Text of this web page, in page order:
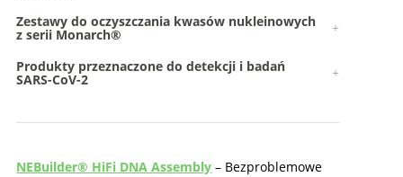
Zestawy do oczyszczania kwasów nukleinowych
z serii Monarch®
Produkty przeznaczone do detekcji i badań
SARS-CoV-2
NEBuilder® HiFi DNA Assembly – Bezproblemowe